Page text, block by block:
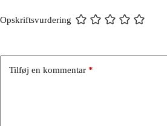
Opskriftsvurdering
Tilføj en kommentar *